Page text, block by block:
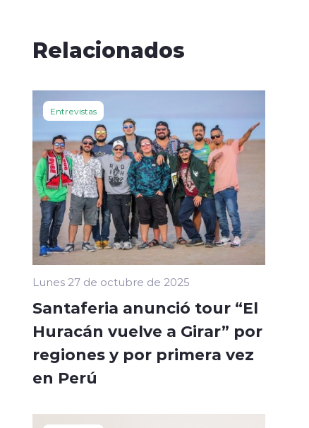
Relacionados
Entrevistas
Lunes 27 de octubre de 2025
Santaferia anunció tour “El
Huracán vuelve a Girar” por
regiones y por primera vez
en Perú